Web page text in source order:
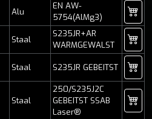
Alu
EN AW-
5754(AlMg3)
Staal
S235JR+AR
WARMGEWALST
Staal S235JR GEBEITST
Staal
250/S235J2C
GEBEITST SSAB
Laser®